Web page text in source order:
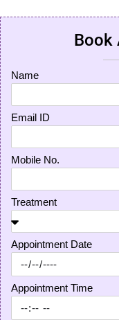
Book
Name
Email ID
Mobile No.
Treatment
Appointment Date
Appointment Time